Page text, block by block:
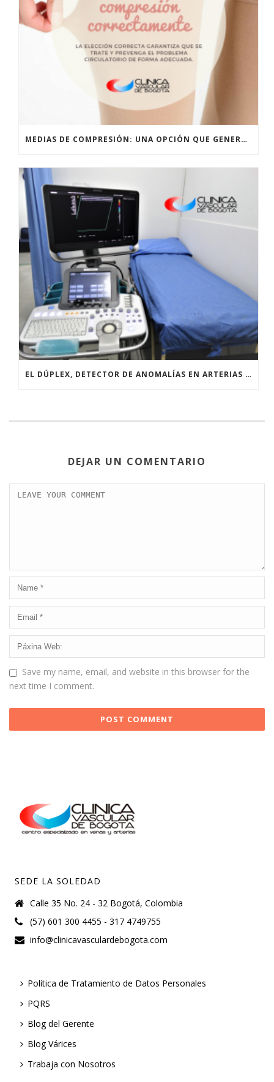
MEDIAS DE COMPRESIÓN: UNA OPCIÓN QUE GENERA BIENESTAR
EL DÚPLEX, DETECTOR DE ANOMALÍAS EN ARTERIAS Y VENAS
DEJAR UN COMENTARIO
Save my name, email, and website in this browser for the
next time I comment.
SEDE LA SOLEDAD
Calle 35 No. 24 - 32 Bogotá, Colombia
(57) 601 300 4455 - 317 4749755
info@clinicavasculardebogota.com
Política de Tratamiento de Datos Personales
PQRS
Blog del Gerente
Blog Várices
Trabaja con Nosotros